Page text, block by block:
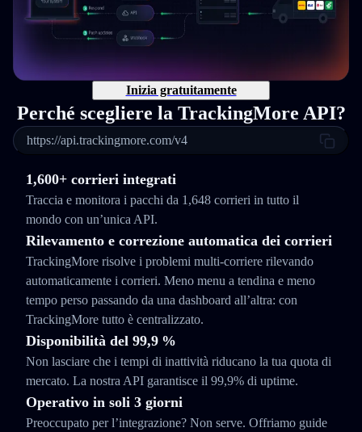
Inizia gratuitamente
Perché scegliere la TrackingMore API?
https://api.trackingmore.com/v4
1,600+ corrieri integrati
Traccia e monitora i pacchi da 1,648 corrieri in tutto il
mondo con un’unica API.
Rilevamento e correzione automatica dei corrieri
TrackingMore risolve i problemi multi-corriere rilevando
automaticamente i corrieri. Meno menu a tendina e meno
tempo perso passando da una dashboard all’altra: con
TrackingMore tutto è centralizzato.
Disponibilità del 99,9 %
Non lasciare che i tempi di inattività riducano la tua quota di
mercato. La nostra API garantisce il 99,9% di uptime.
Operativo in soli 3 giorni
Preoccupato per l’integrazione? Non serve. Offriamo guide